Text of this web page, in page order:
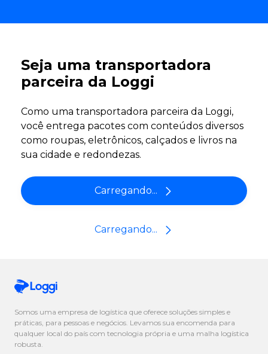
Seja uma transportadora
parceira da Loggi
Como uma transportadora parceira da Loggi,
você entrega pacotes com conteúdos diversos
como roupas, eletrônicos, calçados e livros na
sua cidade e redondezas.
Carregando...
Carregando...
Somos uma empresa de logística que oferece soluções simples e
práticas, para pessoas e negócios. Levamos sua encomenda para
qualquer local do país com tecnologia própria e uma malha logística
robusta.